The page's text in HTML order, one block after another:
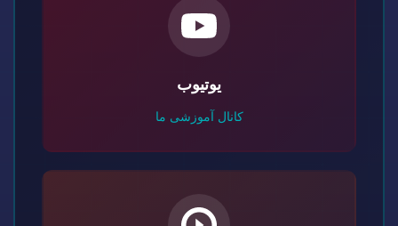
یوتیوب
کانال آموزشی ما